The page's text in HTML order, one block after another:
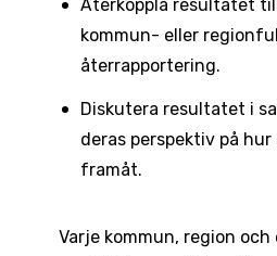
Återkoppla resultatet
kommun- eller
återrapportering.
Diskutera resultatet i
deras perspektiv på
framåt.
Varje kommun, region